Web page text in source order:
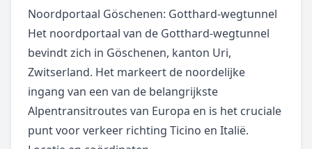
Noordportaal Göschenen: Gotthard-wegtunnel
Het noordportaal van de Gotthard-wegtunnel
bevindt zich in Göschenen, kanton Uri,
Zwitserland. Het markeert de noordelijke
ingang van een van de belangrijkste
Alpentransitroutes van Europa en is het cruciale
punt voor verkeer richting Ticino en Italië.